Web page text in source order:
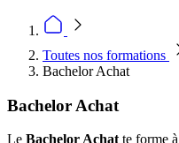
Toutes nos formations
Bachelor Achat
Bachelor Achat
Le Bachelor Achatte forme à